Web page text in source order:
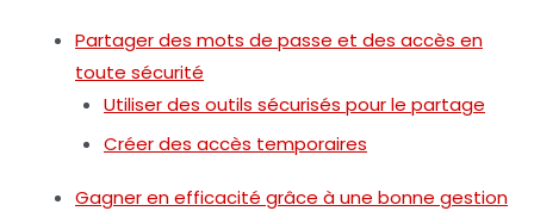
Partager des mots de passe et des accès en
toute sécurité
Utiliser des outils sécurisés pour le partage
Créer des accès temporaires
Gagner en efficacité grâce à une bonne gestion